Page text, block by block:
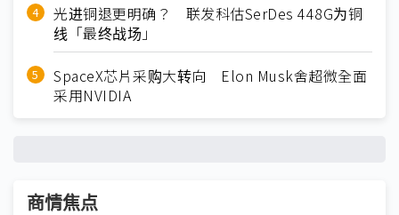
光进铜退更明确？ 联发科估SerDes 448G为铜
线「最终战场」
SpaceX芯片采购大转向 Elon Musk舍超微全面
采用NVIDIA
商情焦点